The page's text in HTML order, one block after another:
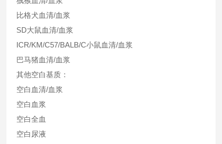
比格犬血清/血浆
SD大鼠血清/血浆
ICR/KM/C57/BALB/C小鼠血清/血浆
巴马猪血清/血浆
其他空白基质：
空白血清/血浆
空白血浆
空白全血
空白尿液